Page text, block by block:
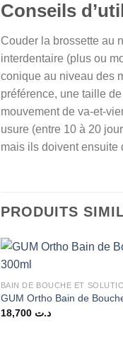
Conseils
Couder la brossette au
interdentaire (plus ou
conique au niveau des
préférence, une taille
mouvement de va-et-
usure (entre 10 à 20
mais ils doivent ensuite
PRODUITS
GUM Ortho Bain de
د.ت 18,700